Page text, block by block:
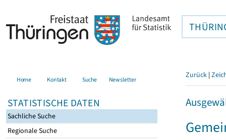
Home Kontakt Suche Newsletter
STATISTISCHE DATEN
Sachliche Suche
Regionale Suche
Zurück |